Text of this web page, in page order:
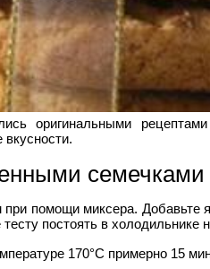
оригинальными
семечками
помощи миксера.
постоять в холодильнике
170°С примерно 15